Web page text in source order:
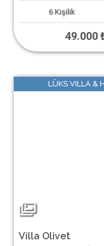
6 Kişilik
49.000
LÜKS VILLA &
Villa Olivet